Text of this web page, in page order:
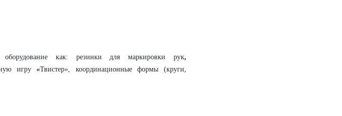
как: резинки для маркировки рук,
игру«Твистер», координационные формы (круги,